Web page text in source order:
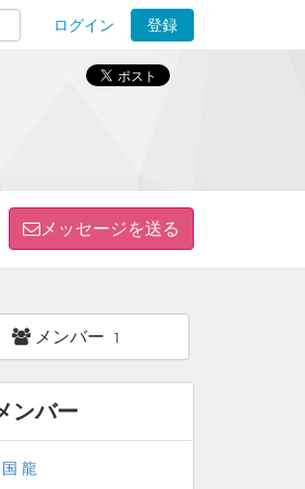
ログイン
登録
メッセージを送る
メンバー 1
ンバー
国 龍